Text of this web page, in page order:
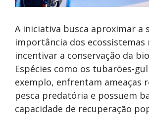
A iniciativa busca aproximar a
importância dos ecossistemas
incentivar a conservação da
Espécies como os tubarões-
exemplo, enfrentam ameaças
pesca predatória e possuem
capacidade de recuperação